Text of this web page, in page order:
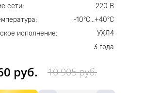
руб. 10 905 руб.
сети:
220 В
-10°С...+40°С
исполнение:
УХЛ4
3 года